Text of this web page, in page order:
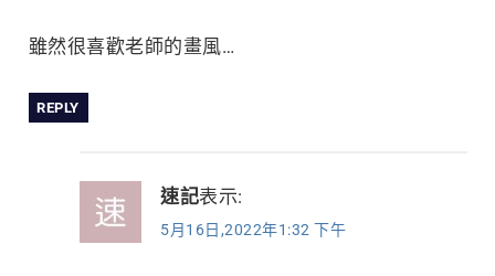
雖然很喜歡老師的畫風…
REPLY
速記表示:
5月16日,2022年1:32 下午